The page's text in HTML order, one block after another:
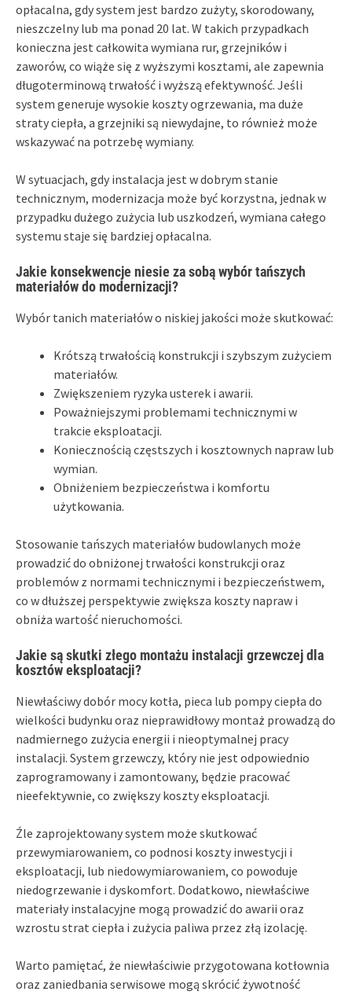
opłacalna, gdy system jest bardzo zużyty, skorodowany,
nieszczelny lub ma ponad 20 lat. W takich przypadkach
konieczna jest całkowita wymiana rur, grzejników i
zaworów, co wiąże się z wyższymi kosztami, ale zapewnia
długoterminową trwałość i wyższą efektywność. Jeśli
system generuje wysokie koszty ogrzewania, ma duże
straty ciepła, a grzejniki są niewydajne, to również może
wskazywać na potrzebę wymiany.
W sytuacjach, gdy instalacja jest w dobrym stanie
technicznym, modernizacja może być korzystna, jednak w
przypadku dużego zużycia lub uszkodzeń, wymiana całego
systemu staje się bardziej opłacalna.
Jakie konsekwencje niesie za sobą wybór tańszych
materiałów do modernizacji?
Wybór tanich materiałów o niskiej jakości może skutkować:
Krótszą trwałością konstrukcji i szybszym zużyciem
materiałów.
Zwiększeniem ryzyka usterek i awarii.
Poważniejszymi problemami technicznymi w
trakcie eksploatacji.
Koniecznością częstszych i kosztownych napraw lub
wymian.
Obniżeniem bezpieczeństwa i komfortu
użytkowania.
Stosowanie tańszych materiałów budowlanych może
prowadzić do obniżonej trwałości konstrukcji oraz
problemów z normami technicznymi i bezpieczeństwem,
co w dłuższej perspektywie zwiększa koszty napraw i
obniża wartość nieruchomości.
Jakie są skutki złego montażu instalacji grzewczej dla
kosztów eksploatacji?
Niewłaściwy dobór mocy kotła, pieca lub pompy ciepła do
wielkości budynku oraz nieprawidłowy montaż prowadzą do
nadmiernego zużycia energii i nieoptymalnej pracy
instalacji. System grzewczy, który nie jest odpowiednio
zaprogramowany i zamontowany, będzie pracować
nieefektywnie, co zwiększy koszty eksploatacji.
Źle zaprojektowany system może skutkować
przewymiarowaniem, co podnosi koszty inwestycji i
eksploatacji, lub niedowymiarowaniem, co powoduje
niedogrzewanie i dyskomfort. Dodatkowo, niewłaściwe
materiały instalacyjne mogą prowadzić do awarii oraz
wzrostu strat ciepła i zużycia paliwa przez złą izolację.
Warto pamiętać, że niewłaściwie przygotowana kotłownia
oraz zaniedbania serwisowe mogą skrócić żywotność